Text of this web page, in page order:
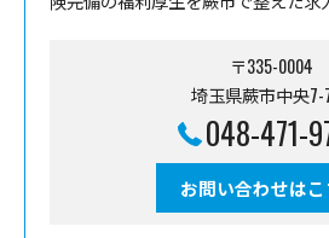
〒335-0004
埼玉県蕨市中央7-
048-471-
お問い合わせはこ